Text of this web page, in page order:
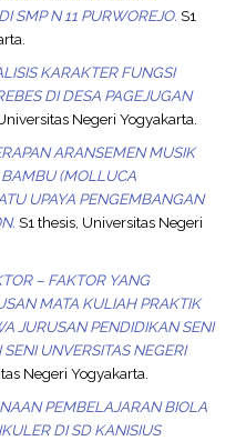
SMP N 11 PURWOREJO. S1
KARAKTER FUNGSI
DI DESA PAGEJUGAN
Negeri Yogyakarta.
ARANSEMEN MUSIK
(MOLLUCA
UPAYA PENGEMBANGAN
S1 thesis, Universitas Negeri
– FAKTOR YANG
MATA KULIAH PRAKTIK
JURUSAN PENDIDIKAN SENI
UNVERSITAS NEGERI
Negeri Yogyakarta.
PEMBELAJARAN BIOLA
DI SD KANISIUS